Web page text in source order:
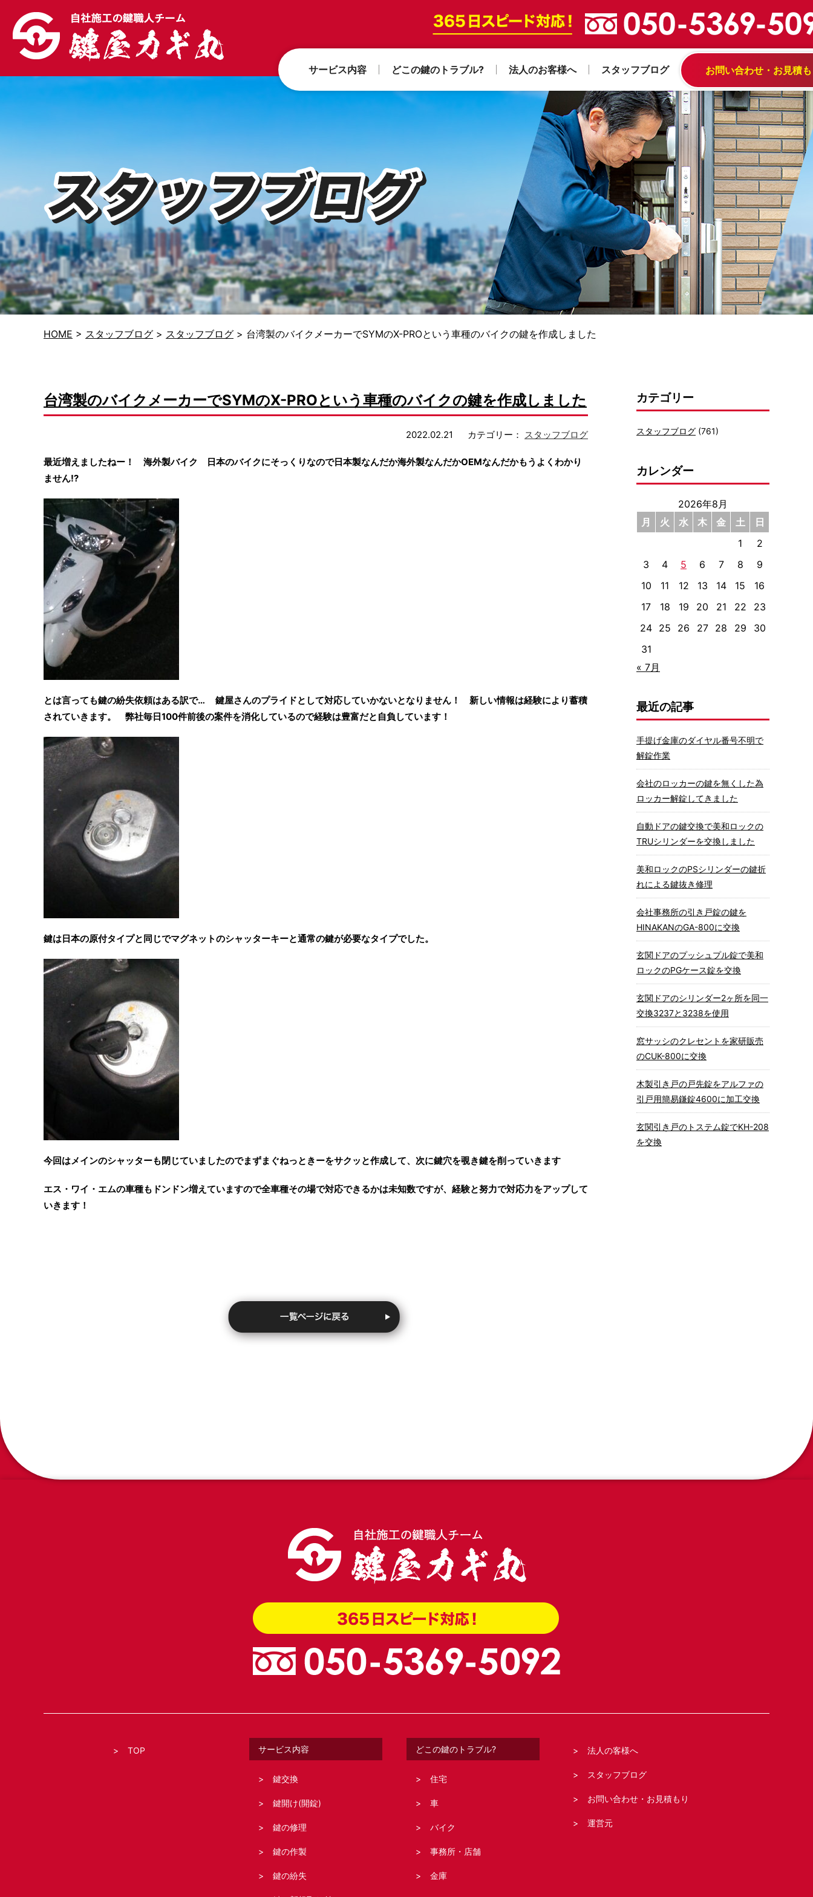
サービス内容 どこの鍵のトラブル? 法人のお客様へ スタッフブログ お問い合わせ・お見積
HOME > スタッフブログ > スタッフブログ > 台湾製のバイクメーカーでSYMのX-PROという車種のバイクの鍵を作成しました
台湾製のバイクメーカーでSYMのX-PROという車種のバイクの鍵を作成しました
2022.02.21 カテゴリー： スタッフブログ
最近増えましたねー！ 海外製バイク 日本のバイクにそっくりなので日本製なんだか海外製なんだかOEMなんだかもうよくわかり
ません⁉
とは言っても鍵の紛失依頼はある訳で… 鍵屋さんのプライドとして対応していかないとなりません！ 新しい情報は経験により蓄積
されていきます。 弊社毎日100件前後の案件を消化しているので経験は豊富だと自負しています！
鍵は日本の原付タイプと同じでマグネットのシャッターキーと通常の鍵が必要なタイプでした。
今回はメインのシャッターも閉じていましたのでまずまぐねっときーをサクッと作成して、次に鍵穴を覗き鍵を削っていきます
エス・ワイ・エムの車種もドンドン増えていますので全車種その場で対応できるかは未知数ですが、経験と努力で対応力をアップして
いきます！
カテゴリー
スタッフブログ (761)
カレンダー
2026年8月
月
火 水 木 金 土
日
1
2
3
4 5 6 7 8
9
10
11 12 13 14 15
16
17
18 19 20 21 22
23
24 25 26 27 28 29
30
31
« 7月
最近の記事
手提げ金庫のダイヤル番号不明で
解錠作業
会社のロッカーの鍵を無くした為
ロッカー解錠してきました
自動ドアの鍵交換で美和ロックの
TRUシリンダーを交換しました
美和ロックのPSシリンダーの鍵折
れによる鍵抜き修理
会社事務所の引き戸錠の鍵を
HINAKANのGA-800に交換
玄関ドアのプッシュプル錠で美和
ロックのPGケース錠を交換
玄関ドアのシリンダー2ヶ所を同一
交換3237と3238を使用
窓サッシのクレセントを家研販売
のCUK-800に交換
木製引き戸の戸先錠をアルファの
引戸用簡易鎌錠4600に加工交換
玄関引き戸のトステム錠でKH-208
を交換
TOP サービス内容
鍵交換
鍵開け(開錠)
鍵の修理
鍵の作製
鍵の紛失
どこの鍵のトラブル?
住宅
車
バイク
事務所・店舗
金庫
法人の客様へ
スタッフブログ
お問い合わせ・お見積もり
運営元